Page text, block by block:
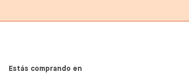
Estás comprando en